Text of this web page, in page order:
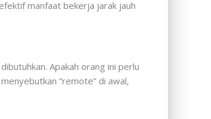
manfaat bekerja jarak jauh
Apakah orang ini perlu
“remote” di awal,